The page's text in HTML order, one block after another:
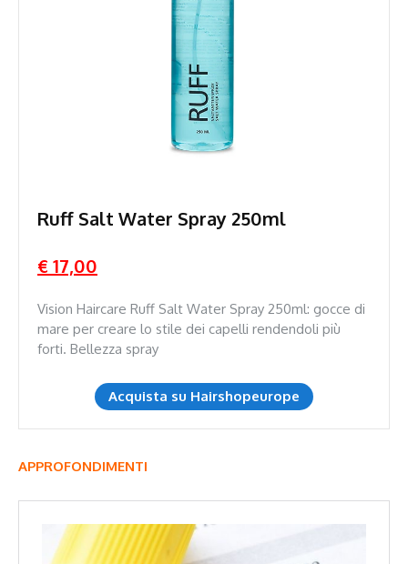
Ruff Salt Water Spray 250ml
€ 17,00
Vision Haircare Ruff Salt Water Spray 250ml: gocce di
mare per creare lo stile dei capelli rendendoli più
forti. Bellezza spray
Acquista su Hairshopeurope
APPROFONDIMENTI